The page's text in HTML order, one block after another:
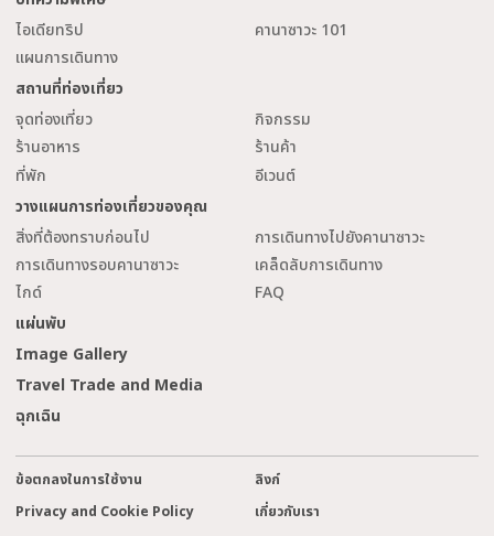
ไอเดียทริป
คานาซาวะ 101
แผนการเดินทาง
สถานที่ท่องเที่ยว
จุดท่องเที่ยว
กิจกรรม
ร้านอาหาร
ร้านค้า
ที่พัก
อีเวนต์
วางแผนการท่องเที่ยวของคุณ
สิ่งที่ต้องทราบก่อนไป
การเดินทางไปยังคานาซาวะ
การเดินทางรอบคานาซาวะ
เคล็ดลับการเดินทาง
ไกด์
FAQ
แผ่นพับ
Image Gallery
Travel Trade and Media
ฉุกเฉิน
ข้อตกลงในการใช้งาน
ลิงก์
Privacy and Cookie Policy
เกี่ยวกับเรา